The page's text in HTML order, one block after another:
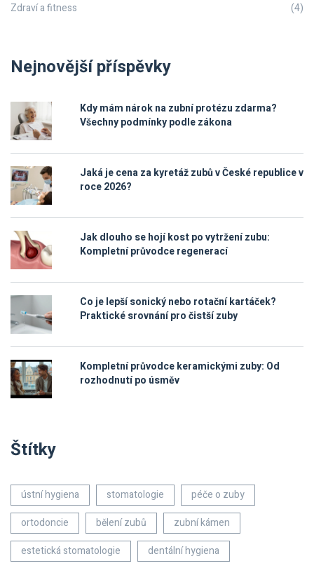
Zdraví a fitness (4)
Nejnovější příspěvky
Kdy mám nárok na zubní protézu zdarma?
Všechny podmínky podle zákona
Jaká je cena za kyretáž zubů v České republice v
roce 2026?
Jak dlouho se hojí kost po vytržení zubu:
Kompletní průvodce regenerací
Co je lepší sonický nebo rotační kartáček?
Praktické srovnání pro čistší zuby
Kompletní průvodce keramickými zuby: Od
rozhodnutí po úsměv
Štítky
ústní hygiena stomatologie
péče o zuby
ortodoncie
bělení zubů
zubní kámen
estetická stomatologie
dentální hygiena